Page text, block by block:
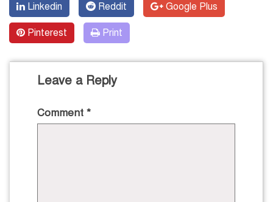
Linkedin Reddit Google Plus
Pinterest Print
Leave a Reply
Comment *